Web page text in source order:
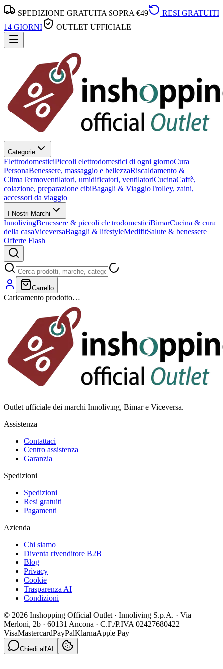
SPEDIZIONE GRATUITA SOPRA €49
RESI GRATUITI
14 GIORNI
OUTLET UFFICIALE
Categorie
ElettrodomesticiPiccoli elettrodomestici di ogni giornoCura
PersonaBenessere, massaggio e bellezzaRiscaldamento &
ClimaTermoventilatori, umidificatori, ventilatoriCucinaCaffè,
colazione, preparazione cibiBagagli & ViaggioTrolley, zaini,
accessori da viaggio
I Nostri Marchi
InnolivingBenessere & piccoli elettrodomesticiBimarCucina & cura
della casaViceversaBagagli & lifestyleMedifitSalute & benessere
Offerte Flash
Carrello
Caricamento prodotto…
Outlet ufficiale dei marchi Innoliving, Bimar e Viceversa.
Assistenza
Contattaci
Centro assistenza
Garanzia
Spedizioni
Spedizioni
Resi gratuiti
Pagamenti
Azienda
Chi siamo
Diventa rivenditore B2B
Blog
Privacy
Cookie
Trasparenza AI
Condizioni
© 2026 Inshopping Official Outlet · Innoliving S.p.A. · Via
Merloni, 2b · 60131 Ancona · C.F./P.IVA 02427680422
VisaMastercardPayPalKlarnaApple Pay
Chiedi all'AI